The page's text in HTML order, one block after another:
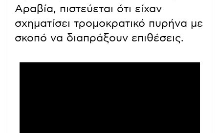
Αραβία, πιστεύεται ότι είχαν
σχηματίσει τρομοκρατικό πυρήνα με
σκοπό να διαπράξουν επιθέσεις.